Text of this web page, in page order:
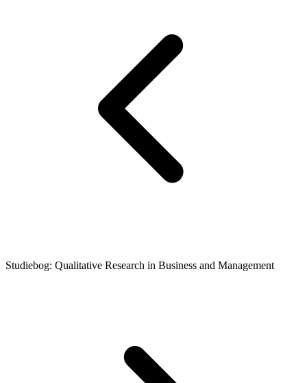
Studiebog: Qualitative Research in Business and Management